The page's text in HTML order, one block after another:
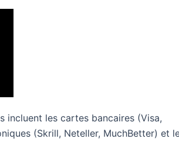
incluent les cartes bancaires (Visa,
(Skrill, Neteller, MuchBetter) et